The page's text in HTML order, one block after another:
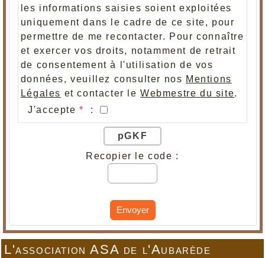
L'association ASA de l'Aubarède
les informations saisies soient exploitées
uniquement dans le cadre de ce site, pour
permettre de me recontacter. Pour connaître
et exercer vos droits, notamment de retrait
de consentement à l'utilisation de vos
données, veuillez consulter nos Mentions
Légales et contacter leWebmestre du site.
J'accepte* :
pGKF
Recopier le code :
Envoyer